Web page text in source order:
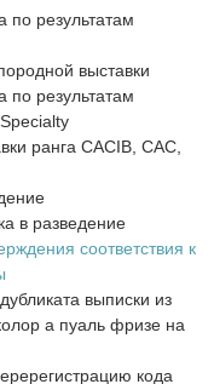
по результатам
выставки
по результатам
ранга CACIB, CAC,
в разведение
соответствия к
выписки из
а пуаль фризе на
кода